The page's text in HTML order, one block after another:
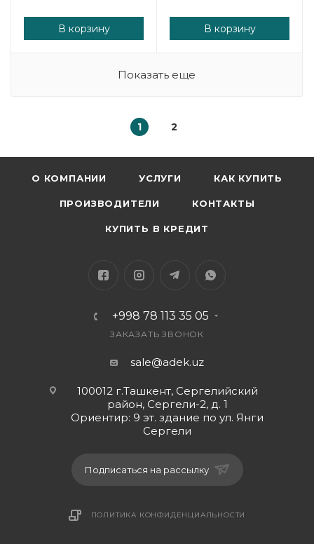
В корзину В корзину
Показать еще
1 2
О КОМПАНИИ УСЛУГИ КАК КУПИТЬ
ПРОИЗВОДИТЕЛИ КОНТАКТЫ
КУПИТЬ В КРЕДИТ
+998 78 113 35 05
ЗАКАЗАТЬ ЗВОНОК
sale@adek.uz
100012 г.Ташкент, Сергелийский
район, Сергели-2, д. 1
Ориентир: 9 эт. здание по ул. Янги
Сергели
Подписаться на рассылку
ПОЛИТИКА КОНФИДЕНЦИАЛЬНОСТИ